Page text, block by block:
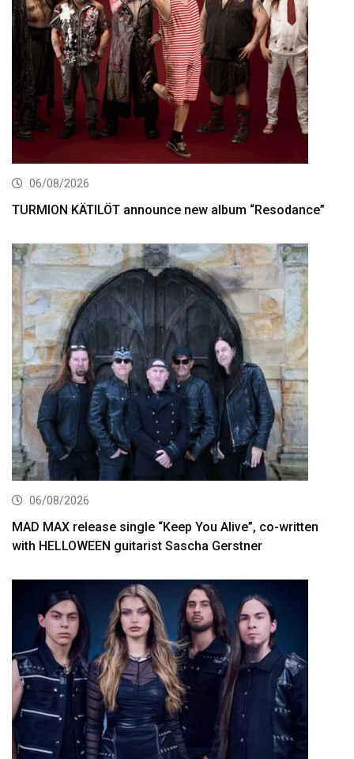
06/08/2026
TURMION KÄTILÖT announce new album “Resodance”
06/08/2026
MAD MAX release single “Keep You Alive”, co-written
with HELLOWEEN guitarist Sascha Gerstner